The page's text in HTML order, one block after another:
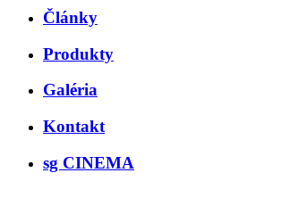
Články
Produkty
Galéria
Kontakt
sg CINEMA